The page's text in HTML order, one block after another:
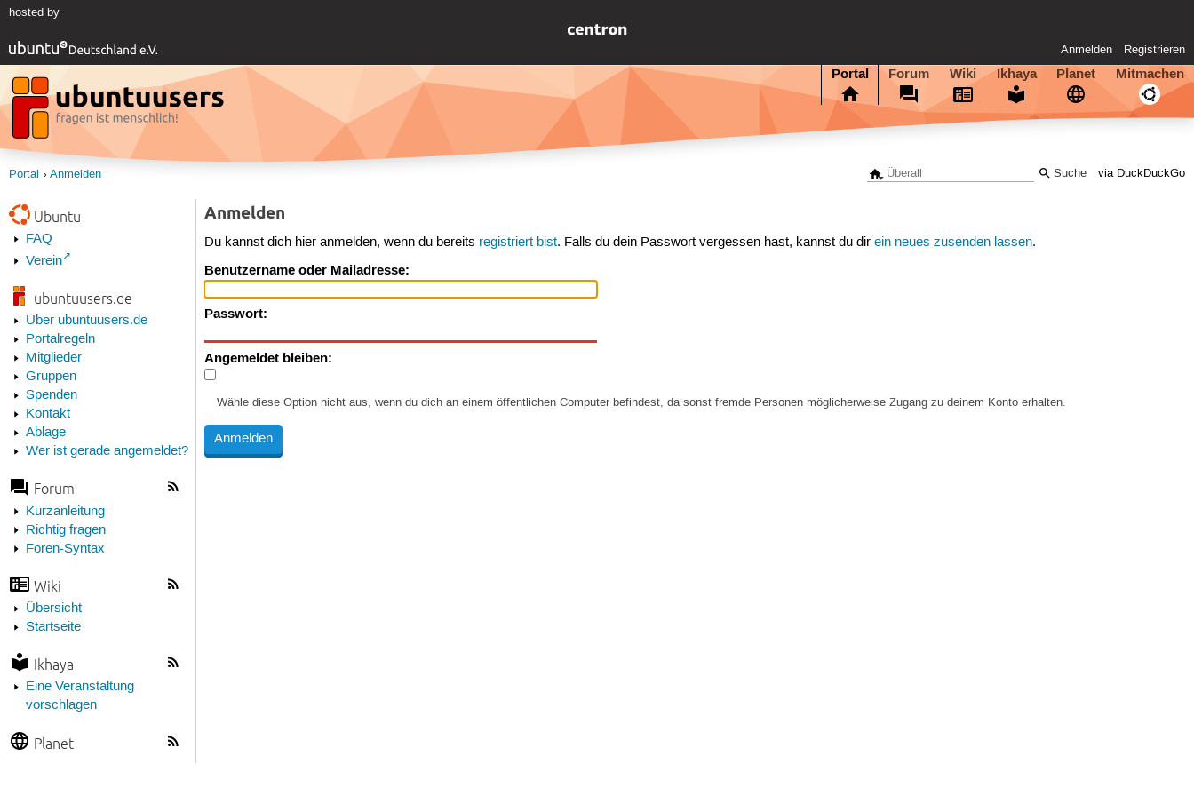
hosted by
Anmelden Registrieren
Portal Forum Wiki Ikhaya Planet Mitmachen
via DuckDuckGo
Portal Anmelden
Ubuntu
FAQ
Verein
ubuntuusers.de
Über ubuntuusers.de
Portalregeln
Mitglieder
Gruppen
Spenden
Kontakt
Ablage
Wer ist gerade angemeldet?
Forum
Kurzanleitung
Richtig fragen
Foren-Syntax
Wiki
Übersicht
Startseite
Ikhaya
Eine Veranstaltung
vorschlagen
Planet
Anmelden
Du kannst dich hier anmelden, wenn du bereits registriert bist. Falls du dein Passwort vergessen hast, kannst du direin neues zusenden lassen.
Benutzername oder Mailadresse:
Passwort:
Angemeldet bleiben:
Wähle diese Option nicht aus, wenn du dich an einem öffentlichen Computer befindest, da sonst fremde Personen möglicherweise Zugang zu deinem Konto erhalten.